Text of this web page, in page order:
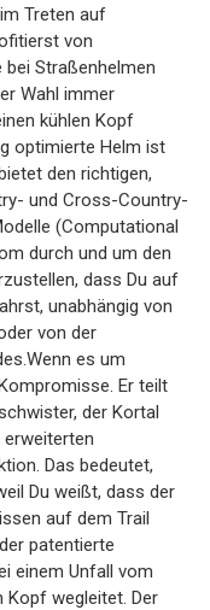
Treten auf
von
Straßenhelmen
Wahl immer
kühlen Kopf
optimierte Helm ist
den richtigen,
und Cross-Country-
(Computational
durch und um den
dass Du auf
unabhängig von
von der
es um
Er teilt
der Kortal
erweiterten
Das bedeutet,
Du weißt, dass der
auf dem Trail
patentierte
einem Unfall vom
wegleitet. Der